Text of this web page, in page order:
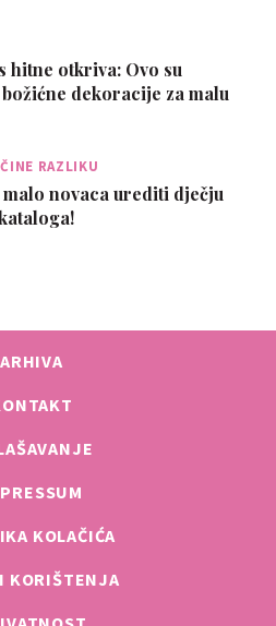
hitne otkriva: Ovo su
dekoracije za malu
RAZLIKU
malo novaca urediti dječju
ARHIVA
KOLAČIĆA
KORIŠTENJA